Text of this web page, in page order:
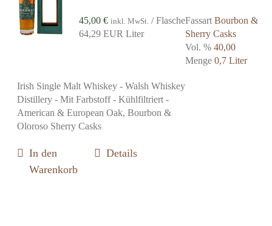
45,00€ inkl. MwSt. / Flasche
64,29 EUR Liter
FassartBourbon &
Sherry Casks
Vol. %40,00
Menge0,7 Liter
Irish Single Malt Whiskey - Walsh Whiskey
Distillery - Mit Farbstoff - Kühlfiltriert -
American & European Oak, Bourbon &
Oloroso Sherry Casks
In den
Warenkorb
Details